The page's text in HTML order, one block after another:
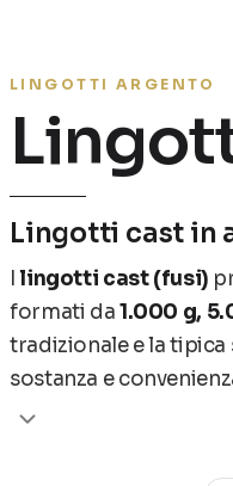
LINGOTTI ARGENTO
Lingotti cast in
Ilingotti cast (fusi)
formati da1.000 g,
tradizionale e la
sostanza e